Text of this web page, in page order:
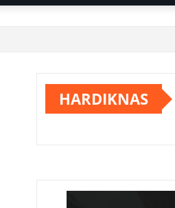
HARDIKNAS